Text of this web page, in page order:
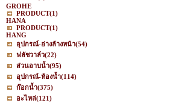
GROHE
PRODUCT(1)
HANA
PRODUCT(1)
HANG
อุปกรณ์-อ่างล้างหน้า(54)
ฟลัชวาล์ว(22)
ส่วนอาบน้ำ(95)
อุปกรณ์-ห้องน้ำ(114)
ก๊อกน้ำ(375)
อะไหล่(121)